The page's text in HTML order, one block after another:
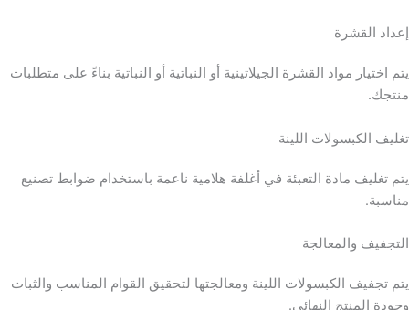
إعداد القشرة
يتم اختيار مواد القشرة الجيلاتينية أو النباتية أو النباتية بناءً على متطلبات
منتجك.
تغليف الكبسولات اللينة
يتم تغليف مادة التعبئة في أغلفة هلامية ناعمة باستخدام ضوابط تصنيع
مناسبة.
التجفيف والمعالجة
يتم تجفيف الكبسولات اللينة ومعالجتها لتحقيق القوام المناسب والثبات
وجودة المنتج النهائي.